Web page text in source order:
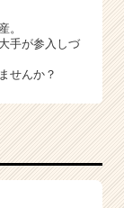
。
手が参入しづ
せんか？